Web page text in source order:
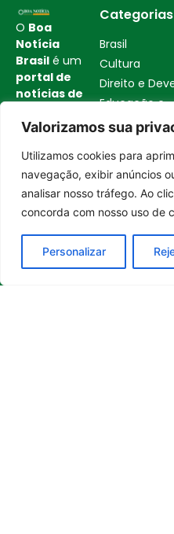
Valorizamos sua
Utilizamos cookies para
navegação, exibir anúncios
analisar nosso tráfego. Ao
concorda com nosso uso de
Personalizar
O Boa
Notícia
Brasil é um
portal de
notícias de
cultura,
estar,
empreendedorismo,
turismo,
tecnologia
no Brasil e
Categorias
Brasil
Cultura
Direito e
Educação e
Carreira
Saúde e
Tecnologia
Turismo e
Gastronomia